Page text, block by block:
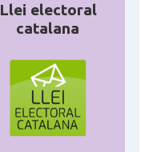
Llei electoral
catalana